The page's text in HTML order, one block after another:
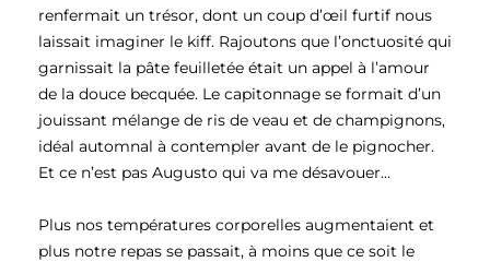
renfermait un trésor, dont un coup d’œil furtif nous
laissait imaginer le kiff. Rajoutons que l’onctuosité qui
garnissait la pâte feuilletée était un appel à l’amour
de la douce becquée. Le capitonnage se formait d’un
jouissant mélange de ris de veau et de champignons,
idéal automnal à contempler avant de le pignocher.
Et ce n’est pas Augusto qui va me désavouer…
Plus nos températures corporelles augmentaient et
plus notre repas se passait, à moins que ce soit le